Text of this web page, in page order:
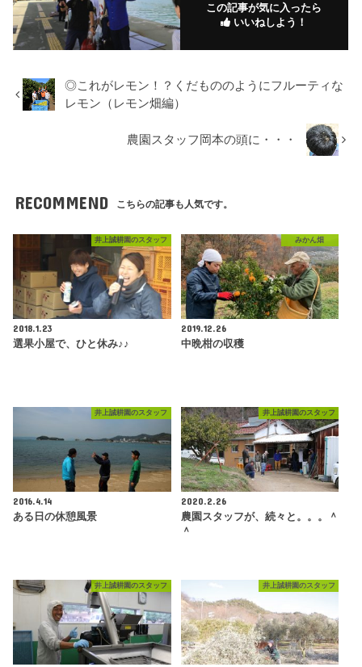
この記事が気に入ったら
いいねしよう！
◎これがレモン！？くだもののようにフルーティな
レモン（レモン畑編）
農園スタッフ岡本の頭に・・・
RECOMMEND こちらの記事も人気です。
井上誠耕園のスタッフ
2018.1.23
選果小屋で、ひと休み♪♪
みかん畑
2019.12.26
中晩柑の収穫
井上誠耕園のスタッフ
2016.4.14
ある日の休憩風景
井上誠耕園のスタッフ
2020.2.26
農園スタッフが、続々と。。。＾
＾
井上誠耕園のスタッフ 井上誠耕園のスタッフ